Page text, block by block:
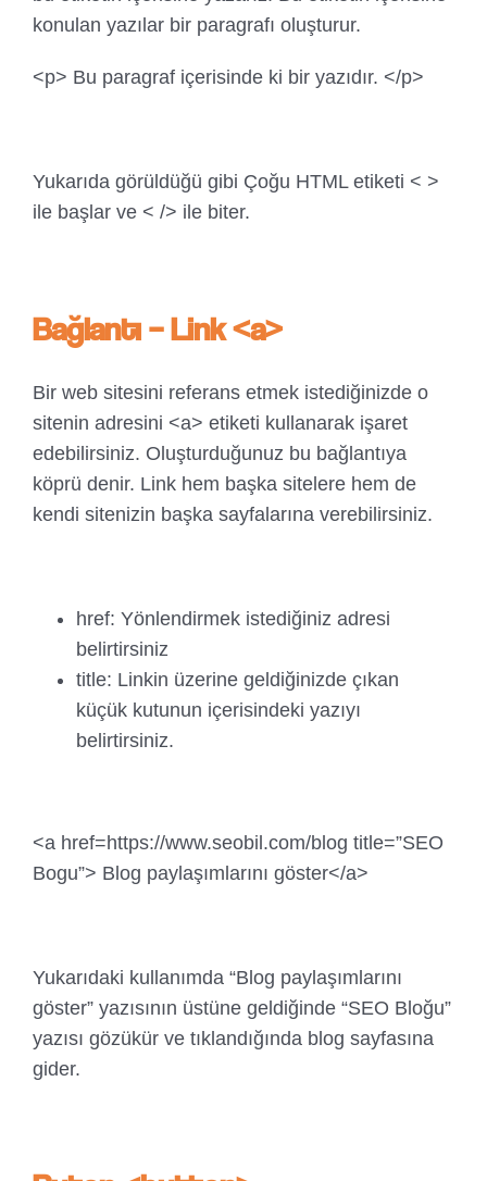
konulan yazılar bir paragrafı oluşturur.
<p> Bu paragraf içerisinde ki bir yazıdır. </p>
Yukarıda görüldüğü gibi Çoğu HTML etiketi < >
ile başlar ve < /> ile biter.
Bağlantı – Link <a>
Bir web sitesini referans etmek istediğinizde o
sitenin adresini <a> etiketi kullanarak işaret
edebilirsiniz. Oluşturduğunuz bu bağlantıya
köprü denir. Link hem başka sitelere hem de
kendi sitenizin başka sayfalarına verebilirsiniz.
href: Yönlendirmek istediğiniz adresi
belirtirsiniz
title: Linkin üzerine geldiğinizde çıkan
küçük kutunun içerisindeki yazıyı
belirtirsiniz.
<a href=https://www.seobil.com/blog title=”SEO
Bogu”> Blog paylaşımlarını göster</a>
Yukarıdaki kullanımda “Blog paylaşımlarını
göster” yazısının üstüne geldiğinde “SEO Bloğu”
yazısı gözükür ve tıklandığında blog sayfasına
gider.